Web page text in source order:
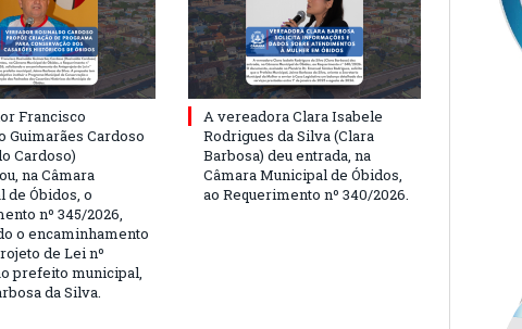
Francisco
Guimarães Cardoso
Cardoso)
na Câmara
de Óbidos, o
nº 345/2026,
o encaminhamento
de Lei nº
prefeito municipal,
da Silva.
A vereadora Clara Isabele
Rodrigues da Silva (Clara
Barbosa) deu entrada, na
Câmara Municipal de Óbidos,
ao Requerimento nº 340/2026.